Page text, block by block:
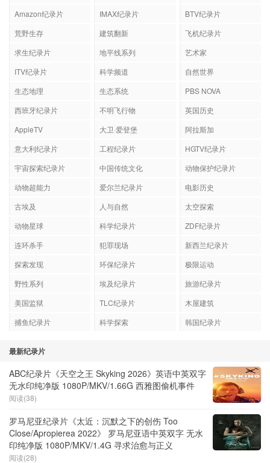
Amazon纪录片
IMAX纪录片
BTV纪录片
荒野生存
建筑翻新
飞机纪录片
求生纪录片
地平线系列
艺术家
ITV纪录片
科学频道
自然世界
生态地理
生态系统
PBS NOVA
西班牙纪录片
不明飞行物
英国历史
AppleTV
大卫·爱登堡
阿拉斯加
意大利纪录片
工程纪录片
HGTV纪录片
宇宙探索纪录片
中国传统文化
动物保护纪录片
动物超能力
爱尔兰纪录片
电影历史
古埃及
人与自然
太空探索
动物星球
科学纪录片
ZDF纪录片
连环杀手
犯罪现场
新西兰纪录片
探索发现
环保纪录片
极限运动
野性系列
埃及纪录片
旅游纪录片
美国监狱
TLC纪录片
木屋建筑
捕鱼纪录片
科学探索 韩国纪录片
最新纪录片
ABC纪录片《天空之王 Skyking 2026》英语中英双字
无水印纯净版 1080P/MKV/1.66G 西雅图偷机事件
阅读(38)
罗马尼亚纪录片《太近：沉默之下的创伤 Too
Close/Apropierea 2022》 罗马尼亚语中英双字 无水
印纯净版 1080P/MKV/1.4G 寻求治愈与正义
阅读(28)